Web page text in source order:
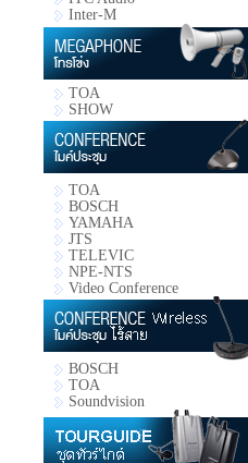
Inter-M
TOA
SHOW
TOA
BOSCH
YAMAHA
JTS
TELEVIC
NPE-NTS
Video Conference
BOSCH
TOA
Soundvision